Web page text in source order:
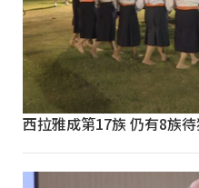
西拉雅成第17族 仍有8族